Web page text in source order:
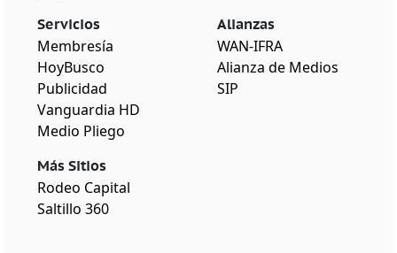
Servicios
Membresía
HoyBusco
Publicidad
Vanguardia HD
Medio Pliego
Más Sitios
Rodeo Capital
Saltillo 360
Alianzas
WAN-IFRA
Alianza de Medios
SIP